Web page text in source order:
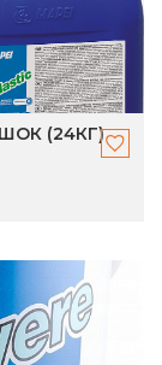
(24КГ)